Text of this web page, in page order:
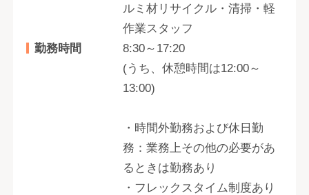
ルミ材リサイクル・清掃・軽
作業スタッフ
勤務時間
8:30～17:20
(うち、休憩時間は12:00～
13:00)
・時間外勤務および休日勤
務：業務上その他の必要があ
るときは勤務あり
・フレックスタイム制度あり